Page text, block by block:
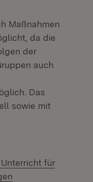
Maßnahmen
da die
der
auch
Das
sowie mit
für